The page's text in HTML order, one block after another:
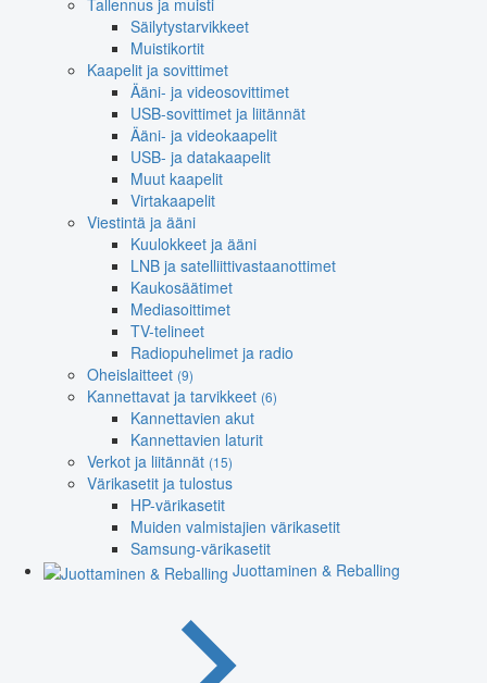
Tallennus ja muisti
Säilytystarvikkeet
Muistikortit
Kaapelit ja sovittimet
Ääni- ja videosovittimet
USB-sovittimet ja liitännät
Ääni- ja videokaapelit
USB- ja datakaapelit
Muut kaapelit
Virtakaapelit
Viestintä ja ääni
Kuulokkeet ja ääni
LNB ja satelliittivastaanottimet
Kaukosäätimet
Mediasoittimet
TV-telineet
Radiopuhelimet ja radio
Oheislaitteet (9)
Kannettavat ja tarvikkeet (6)
Kannettavien akut
Kannettavien laturit
Verkot ja liitännät (15)
Värikasetit ja tulostus
HP-värikasetit
Muiden valmistajien värikasetit
Samsung-värikasetit
Juottaminen & Reballing